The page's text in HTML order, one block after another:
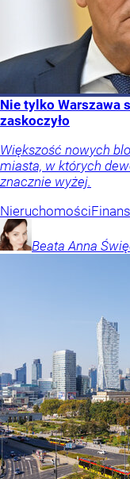
Nie tylko Warszawa
zaskoczyło
Większość nowych
miasta, w których
znacznie wyżej.
Nieruchomości
Beata Anna